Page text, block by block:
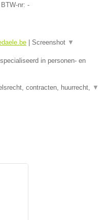
, BTW-nr: -
| Screenshot ▼
in personen- en
contracten, huurrecht, ▼